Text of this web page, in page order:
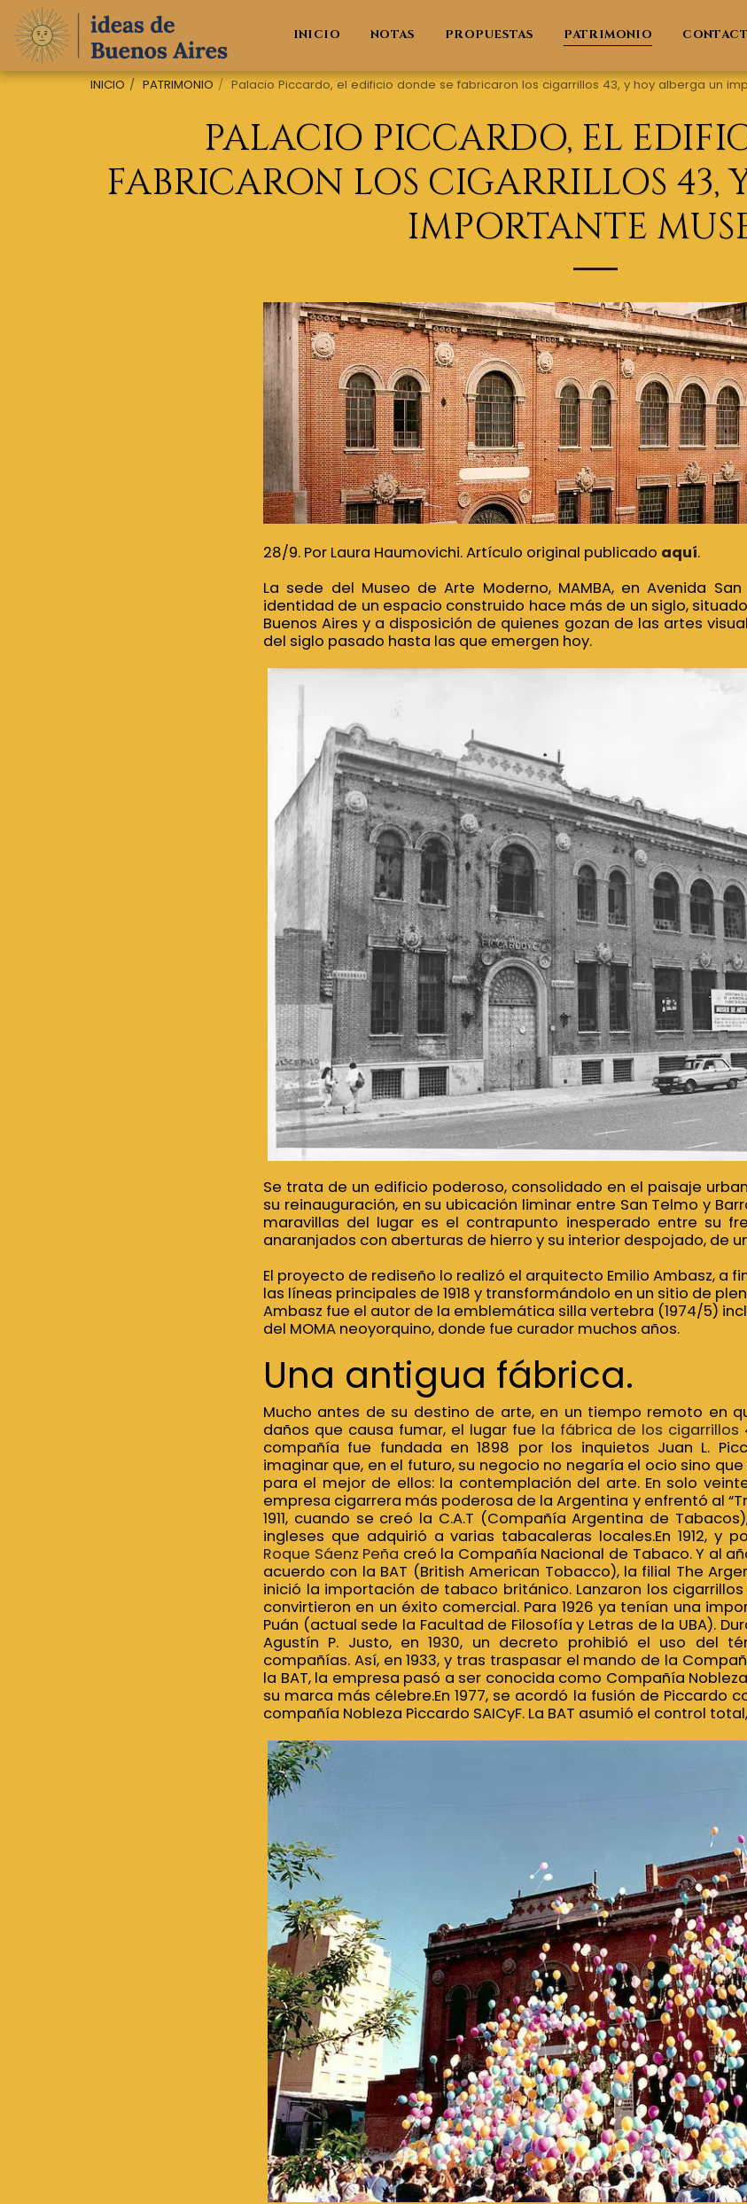
INICIO NOTAS PROPUESTAS PATRIMONIO
INICIO PATRIMONIO Palacio Piccardo, el edificio donde se fabricaron los cigarrillos 43, y hoy alberga un
PALACIO PICCARDO, EL
FABRICARON LOS CIGARRILLOS 43,
IMPORTANTE
28/9. Por Laura Haumovichi. Artículo original publicado aquí.
La sede del Museo de Arte Moderno, MAMBA, en Avenida
identidad de un espacio construido hace más de un siglo,
Buenos Aires y a disposición de quienes gozan de las artes
del siglo pasado hasta las que emergen hoy.
Se trata de un edificio poderoso, consolidado en el paisaje
su reinauguración, en su ubicación liminar entre San Telmo y
maravillas del lugar es el contrapunto inesperado entre su
anaranjados con aberturas de hierro y su interior despojado, de
El proyecto de rediseño lo realizó el arquitecto Emilio Ambasz, a
las líneas principales de 1918 y transformándolo en un sitio de
Ambasz fue el autor de la emblemática silla vertebra (1974/5)
del MOMA neoyorquino, donde fue curador muchos años.
Una antigua fábrica.
Mucho antes de su destino de arte, en un tiempo remoto en
daños que causa fumar, el lugar fue la fábrica de los cigarrillos
compañía fue fundada en 1898 por los inquietos Juan L.
imaginar que, en el futuro, su negocio no negaría el ocio sino
para el mejor de ellos: la contemplación del arte. En solo
empresa cigarrera más poderosa de la Argentina y enfrentó al
1911, cuando se creó la C.A.T (Compañía Argentina de
ingleses que adquirió a varias tabacaleras locales.En 1912, y
Roque Sáenz Peña creó la Compañía Nacional de Tabaco. Y al
acuerdo con la BAT (British American Tobacco), la filial The
inició la importación de tabaco británico. Lanzaron los
convirtieron en un éxito comercial. Para 1926 ya tenían una
Puán (actual sede la Facultad de Filosofía y Letras de la UBA).
Agustín P. Justo, en 1930, un decreto prohibió el uso del
compañías. Así, en 1933, y tras traspasar el mando de la
la BAT, la empresa pasó a ser conocida como Compañía
su marca más célebre.En 1977, se acordó la fusión de Piccardo
compañía Nobleza Piccardo SAICyF. La BAT asumió el control